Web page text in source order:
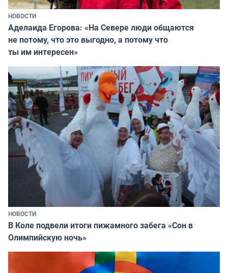
НОВОСТИ
Аделаида Егорова: «На Севере люди общаются
не потому, что это выгодно, а потому что
ты им интересен»
НОВОСТИ
В Коле подвели итоги пижамного забега «Сон в
Олимпийскую ночь»